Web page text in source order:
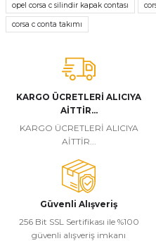
Ürün resmi kalitesiz, bozuk
Ürün açıklamasında eksik
Ürün fiyatı diğer sitelerden daha
Bu ürüne benzer farklı
opel corsa c silindir kapak contası
corsa c conta takımı
KARGO ÜCRETLERİ ALICIYA
AİTTİR...
KARGO ÜCRETLERİ ALICIYA
AİTTİR...
Güvenli Alışveriş
256 Bit SSL Sertifikası ile %100
güvenli alışveriş imkanı